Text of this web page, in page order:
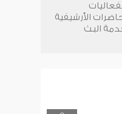
الأرشيفية
البث